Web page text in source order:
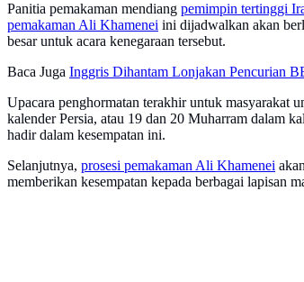
Panitia pemakaman mendiang pemimpin tertinggi
pemakaman Ali Khamenei ini dijadwalkan akan
besar untuk acara kenegaraan tersebut.
Baca Juga Inggris Dihantam Lonjakan Pencurian
Upacara penghormatan terakhir untuk masyarakat
kalender Persia, atau 19 dan 20 Muharram dalam
hadir dalam kesempatan ini.
Selanjutnya, prosesi pemakaman Ali Khamenei
memberikan kesempatan kepada berbagai lapisan